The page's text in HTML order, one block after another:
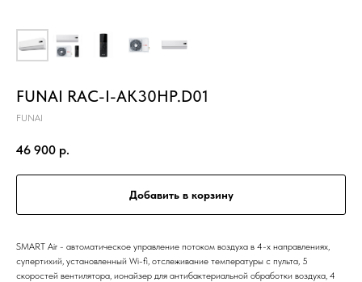
FUNAI RAC-I-AK30HP.D01
FUNAI
46 900 р.
Добавить в корзину
SMART Air - автоматическое управление потоком воздуха в 4-х направлениях,
супертихий, установленный Wi-fi, отслеживание температуры с пульта, 5
скоростей вентилятора, ионайзер для антибактериальной обработки воздуха, 4